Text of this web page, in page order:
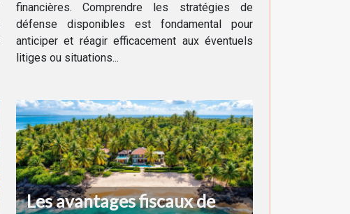
financières. Comprendre les stratégies de
défense disponibles est fondamental pour
anticiper et réagir efficacement aux éventuels
litiges ou situations...
Les avantages fiscaux de